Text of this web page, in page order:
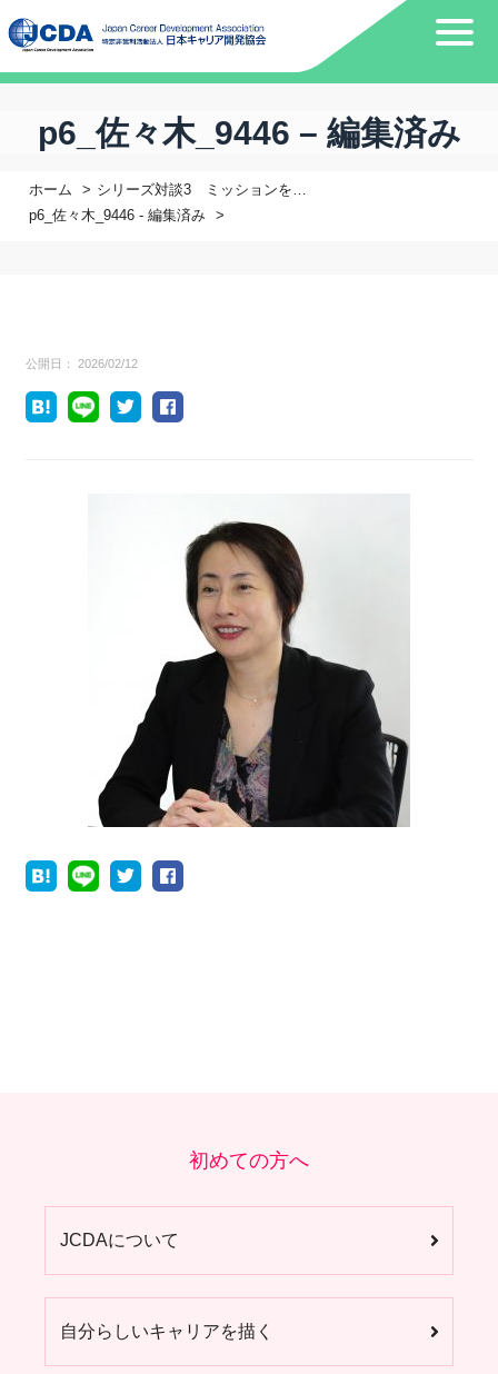
p6_佐々木_9446 – 編集済み
ホーム
シリーズ対談3 ミッションを生きる―私のキャリア、その先にある社会—ゲスト：株式会社 宮崎中央新聞社 代表取締役社長 重春 文香 さん
p6_佐々木_9446 - 編集済み
公開日： 2026/02/12
初めての方へ
JCDAについて
自分らしいキャリアを描く